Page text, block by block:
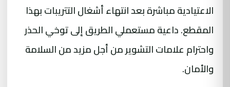
الاعتيادية مباشرة بعد انتهاء أشغال التتريبات بهذا
المقطع. داعية مستعملي الطريق إلى توخي الحذر
واحترام علامات التشوير من أجل مزيد من السلامة
والأمان.